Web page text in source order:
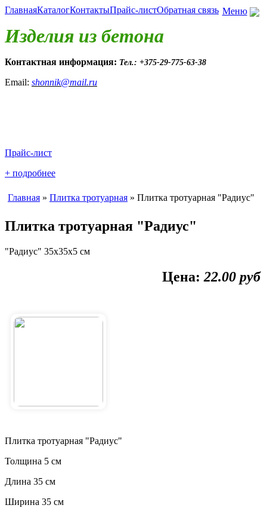
Меню
ГлавнаяКаталогКонтактыПрайс-листОбратная связь
Изделия из бетона
Контактная информация: Тел.: +375-29-775-63-38
Email: shonnik@mail.ru
Прайс-лист
+ подробнее
Главная » Плитка тротуарная » Плитка тротуарная "Радиус"
Плитка тротуарная "Радиус"
"Радиус" 35х35х5 см
Цена: 22.00 руб
Плитка тротуарная "Радиус"
Толщина 5 см
Длина 35 см
Ширина 35 см